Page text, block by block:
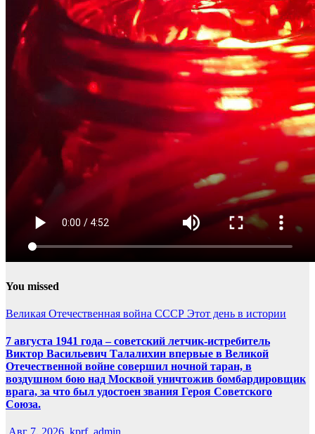
You missed
Великая Отечественная война СССР Этот день в истории
7 августа 1941 года – советский летчик-истребитель
Виктор Васильевич Талалихин впервые в Великой
Отечественной войне совершил ночной таран, в
воздушном бою над Москвой уничтожив бомбардировщик
врага, за что был удостоен звания Героя Советского
Союза.